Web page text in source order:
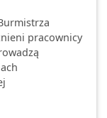
pracownicy